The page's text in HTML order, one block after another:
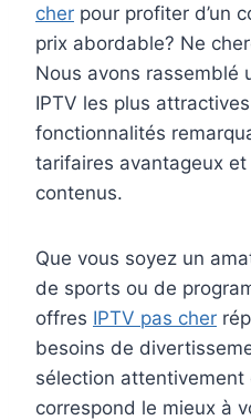
cher pour profiter d’un
prix abordable? Ne
Nous avons rassemblé
IPTV les plus
fonctionnalités
tarifaires avantageux
contenus.
Que vous soyez un
de sports ou de
offres IPTV pas cher
besoins de
sélection attentivement
correspond le mieux à